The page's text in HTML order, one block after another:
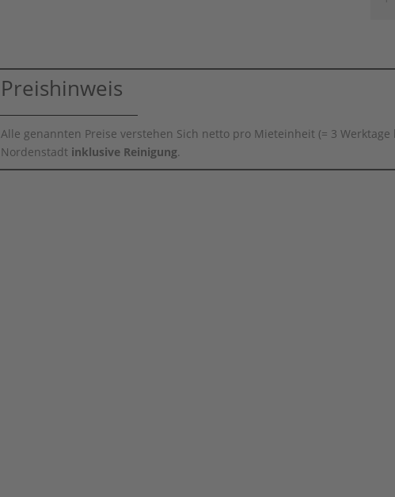
Preishinweis
Alle genannten Preise verstehen Sich netto pro Mieteinheit (= 3
Nordenstadt inklusive Reinigung.